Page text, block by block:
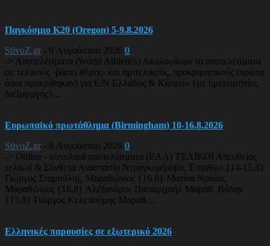
Παγκόσμιο Κ20 (Oregon) 5-9.8.2026
StivoZ.gr - 9 Αυγούστου 2026 0
-> Αποτελέσματα (World Athletics) Ακολουθούν τα αποτελέσματα
σε τελικούς -βάσει θέσης- και ημιτελικούς, προκριματικούς (πρώτα
όσοι προκρίθηκαν) για Ε/Ν Ελλάδος & Κύπρου {με ημερομηνίες
διεξαγωγής}...
Ευρωπαϊκό πρωτάθλημα (Birmingham) 10-16.8.2026
StivoZ.gr - 8 Αυγούστου 2026 0
-> Online - συνολικά αποτελέσματα (EAA) ΤΕΛΙΚΟΙ Απευθείας
τελικοί & Σύνθετα Αναστασία Ντραγκομίροβα, Έπταθλο {14-15.8}
Γιώργος Σταμούλης, Μαραθώνιος {16.8} Ματίνα Νούλα,
Μαραθώνιος {16.8} Αλέξανδρος Παπαμιχαήλ Μαραθ. Βάδην
{15.8} Γιώργος Κελεπούρης Μαραθ....
Ελληνικές παρουσίες σε εξωτερικό 2026